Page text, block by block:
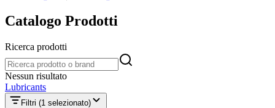
Catalogo Prodotti
Ricerca prodotti
Ricerca prodotti
Nessun risultato
Lubricants
Filtri (1 selezionato)